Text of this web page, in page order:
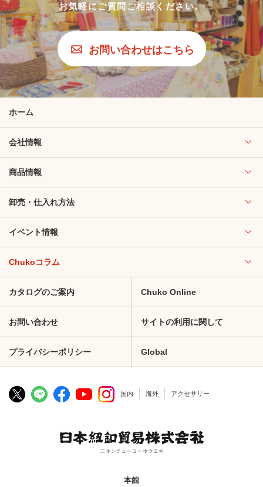
お気軽にご質問ご相談ください。
お問い合わせはこちら
ホーム
会社情報
商品情報
卸売・仕入れ方法
イベント情報
Chukoコラム
カタログのご案内 Chuko Online
お問い合わせ サイトの利用に関して
プライバシーポリシー Global
国内 海外 アクセサリー
本館